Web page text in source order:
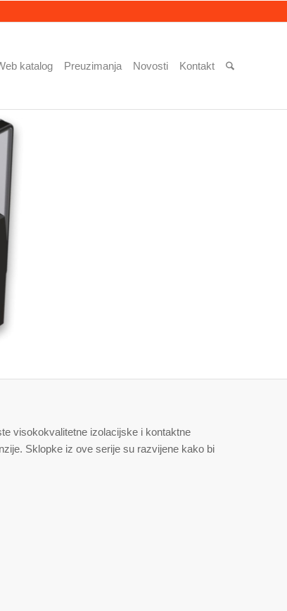
katalog Preuzimanja Novosti Kontakt
visokokvalitetne izolacijske i kontaktne
Sklopke iz ove serije su razvijene kako bi